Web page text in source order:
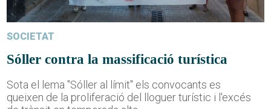
SOCIETAT
Sóller contra la massificació turística
Sota el lema "Sóller al límit" els convocants es
queixen de la proliferació del lloguer turístic i l'excés